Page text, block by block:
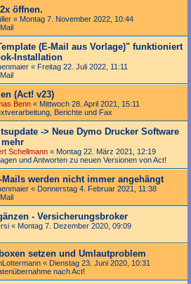
öffnen.
« Montag 7. November 2022, 10:44
(E-Mail aus Vorlage)" funktioniert
Installation
« Freitag 22. Juli 2022, 11:11
(Act! v23)
Benn « Mittwoch 28. April 2021, 15:11
Berichte und Fax
-> Neue Dymo Drucker Software
Schellmann « Montag 22. März 2021, 12:19
und Antworten zu neuen Versionen von Act!
Mails werden nicht immer angehängt
« Donnerstag 4. Februar 2021, 11:38
- Versicherungsbroker
« Montag 7. Dezember 2020, 09:09
setzen und Umlautproblem
« Dienstag 23. Juni 2020, 10:31
nach Act!